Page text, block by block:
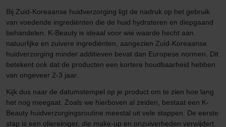
Bij Zuid-Koreaanse huidverzorging ligt de nadruk op het gebruik
van voedende ingrediënten die de huid hydrateren en diepgaand
behandelen. K-Beauty is ideaal voor wie waarde hecht aan
natuurlijke en zuivere ingrediënten, aangezien Zuid-Koreaanse
huidverzorging minder additieven bevat dan Europese normen. Dit
betekent ook dat de producten een kortere houdbaarheid hebben
van ongeveer 2-3 jaar.
Kijk dus naar de datumstempel op je product om te zien hoe lang
het nog meegaat. Zoals we hierboven al zeiden, bestaat een K-
Beauty huidverzorgingsroutine meestal uit vele stappen. De eerste
stap is een oliereiniger, die make-up en onzuiverheden verwijdert.